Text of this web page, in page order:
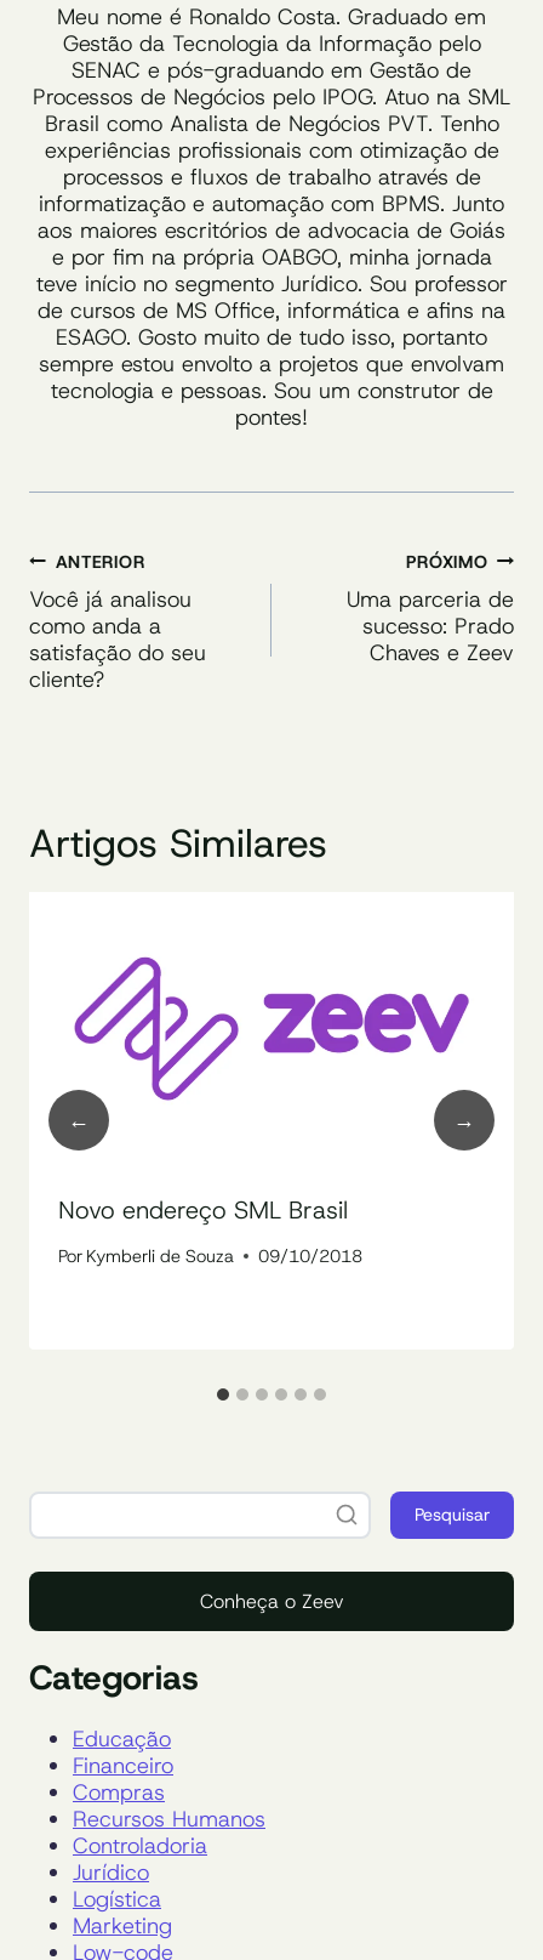
Meu nome é Ronaldo Costa. Graduado em
Gestão da Tecnologia da Informação pelo
SENAC e pós-graduando em Gestão de
Processos de Negócios pelo IPOG. Atuo na SML
Brasil como Analista de Negócios PVT. Tenho
experiências profissionais com otimização de
processos e fluxos de trabalho através de
informatização e automação com BPMS. Junto
aos maiores escritórios de advocacia de Goiás
e por fim na própria OABGO, minha jornada
teve início no segmento Jurídico. Sou professor
de cursos de MS Office, informática e afins na
ESAGO. Gosto muito de tudo isso, portanto
sempre estou envolto a projetos que envolvam
tecnologia e pessoas. Sou um construtor de
pontes!
Navegação
de
Post
ANTERIOR
Você já analisou
como anda a
satisfação do seu
cliente?
PRÓXIMO
Uma parceria de
sucesso: Prado
Chaves e Zeev
Artigos Similares
Novo endereço SML Brasil
Por Kymberli de Souza 09/10/2018
Pesquisar
Conheça o Zeev
Categorias
Educação
Financeiro
Compras
Recursos Humanos
Controladoria
Jurídico
Logística
Marketing
Low-code